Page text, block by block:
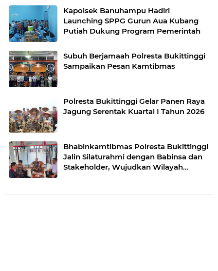
Kapolsek Banuhampu Hadiri
Launching SPPG Gurun Aua Kubang
Putiah Dukung Program Pemerintah
Subuh Berjamaah Polresta Bukittinggi
Sampaikan Pesan Kamtibmas
Polresta Bukittinggi Gelar Panen Raya
Jagung Serentak Kuartal I Tahun 2026
Bhabinkamtibmas Polresta Bukittinggi
Jalin Silaturahmi dengan Babinsa dan
Stakeholder, Wujudkan Wilayah